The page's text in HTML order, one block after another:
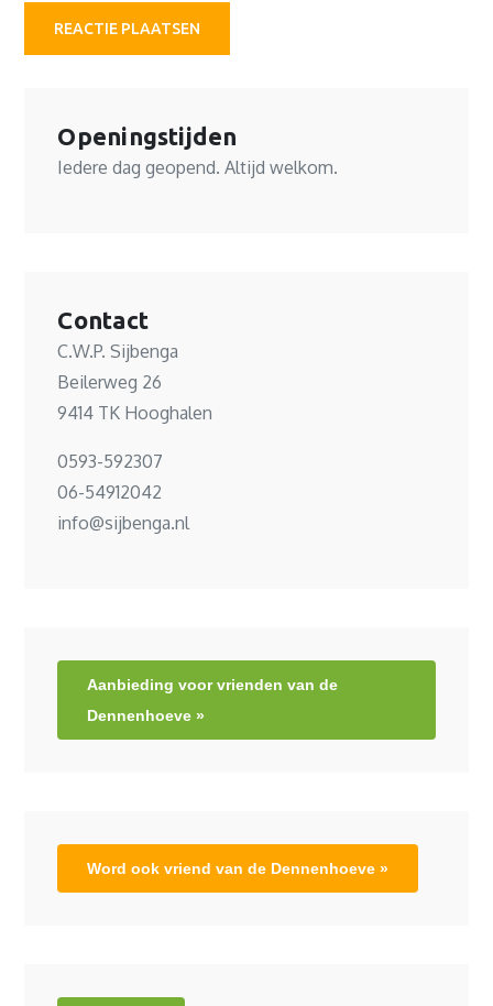
Openingstijden
Iedere dag geopend. Altijd welkom.
Contact
C.W.P. Sijbenga
Beilerweg 26
9414 TK Hooghalen
0593-592307
06-54912042
info@sijbenga.nl
Aanbieding voor vrienden van de
Dennenhoeve »
Word ook vriend van de Dennenhoeve »